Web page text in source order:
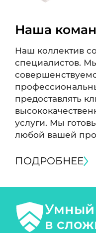
Наша
Наш коллектив
специалистов.
предоставлять
услуги. Мы
любой вашей
ПОДРОБНЕЕ
Умный
в